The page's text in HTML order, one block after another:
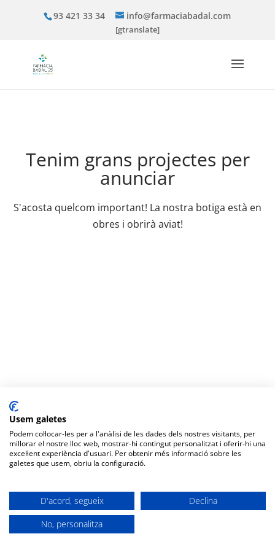
93 421 33 34 info@farmaciabadal.com
[gtranslate]
Tenim grans projectes per
anunciar
S'acosta quelcom important! La nostra botiga està en
obres i obrirà aviat!
Usem galetes
Podem col·locar-les per a l'anàlisi de les dades dels nostres visitants, per
millorar el nostre lloc web, mostrar-hi contingut personalitzat i oferir-hi una
excel·lent experiència d'usuari. Per obtenir més informació sobre les
galetes que usem, obriu la configuració.
D'acord, segueix
Declina
No, personalitza